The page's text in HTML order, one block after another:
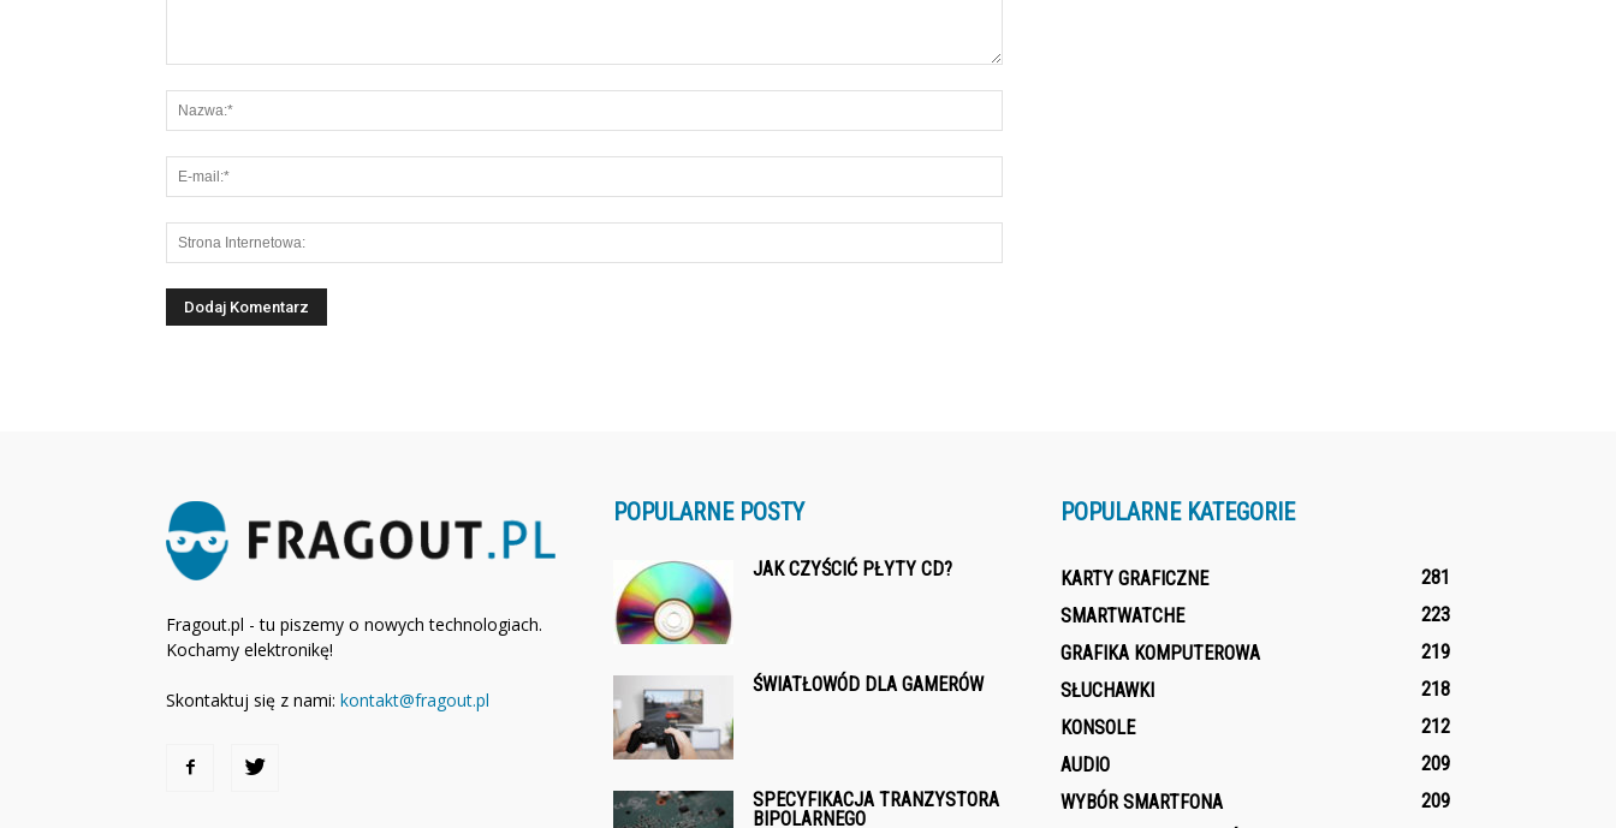
Fragout.pl - tu piszemy o nowych technologiach.
Kochamy elektronikę!
Skontaktuj się z nami: kontakt@fragout.pl
POPULARNE POSTY
JAK CZYŚCIĆ PŁYTY CD?
ŚWIATŁOWÓD DLA GAMERÓW
SPECYFIKACJA TRANZYSTORA
BIPOLARNEGO
POPULARNE KATEGORIE
KARTY GRAFICZNE
281
SMARTWATCHE
223
GRAFIKA KOMPUTEROWA
219
SŁUCHAWKI
218
KONSOLE
212
AUDIO
209
WYBÓR SMARTFONA
209